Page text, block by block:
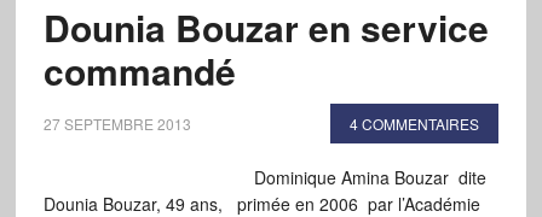
Dounia Bouzar en service
commandé
27 SEPTEMBRE 2013 4 COMMENTAIRES
Dominique Amina Bouzar dite
Dounia Bouzar, 49 ans, primée en 2006 par l’Académie